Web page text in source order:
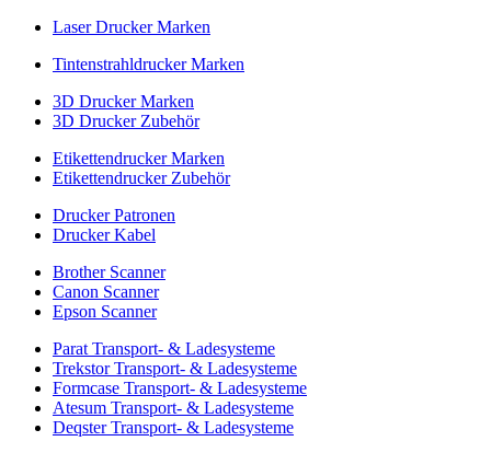
Laser Drucker Marken
Tintenstrahldrucker Marken
3D Drucker Marken
3D Drucker Zubehör
Etikettendrucker Marken
Etikettendrucker Zubehör
Drucker Patronen
Drucker Kabel
Brother Scanner
Canon Scanner
Epson Scanner
Parat Transport- & Ladesysteme
Trekstor Transport- & Ladesysteme
Formcase Transport- & Ladesysteme
Atesum Transport- & Ladesysteme
Deqster Transport- & Ladesysteme